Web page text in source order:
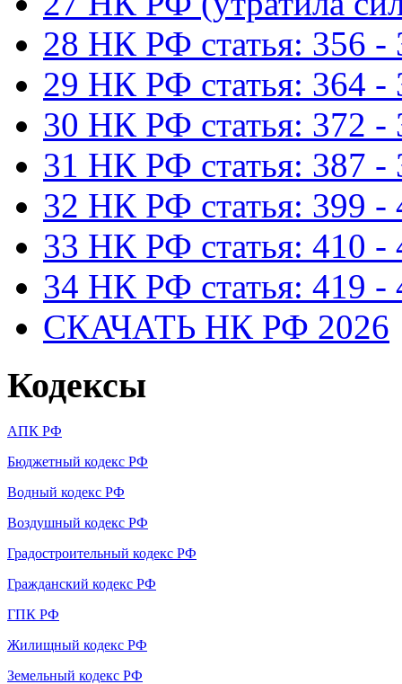
28 НК РФ статья: 356 -
29 НК РФ статья: 364 -
30 НК РФ статья: 372 -
31 НК РФ статья: 387 -
32 НК РФ статья: 399 -
33 НК РФ статья: 410 -
34 НК РФ статья: 419 -
СКАЧАТЬ НК РФ 2026
Кодексы
АПК РФ
Бюджетный кодекс РФ
Водный кодекс РФ
Воздушный кодекс РФ
Градостроительный кодекс РФ
Гражданский кодекс РФ
ГПК РФ
Жилищный кодекс РФ
Земельный кодекс РФ